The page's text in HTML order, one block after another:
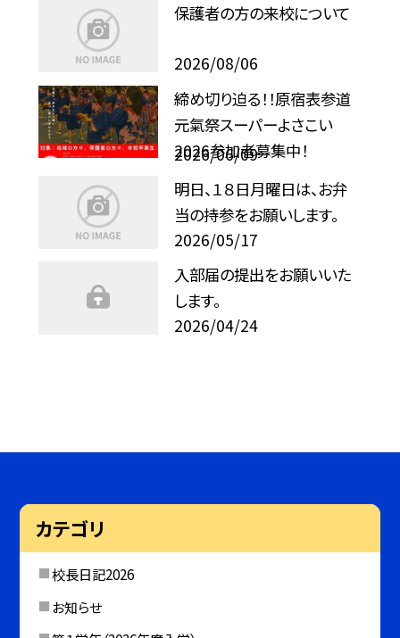
保護者の方の来校について
2026/08/06
締め切り迫る！！原宿表参道
元氣祭スーパーよさこい
2026参加者募集中！
2026/06/09
明日、１８日月曜日は、お弁
当の持参をお願いします。
2026/05/17
入部届の提出をお願いいた
します。
2026/04/24
カテゴリ
校長日記2026
お知らせ